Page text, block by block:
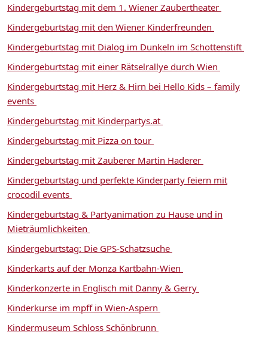
Kindergeburtstag mit dem 1. Wiener Zaubertheater
Kindergeburtstag mit den Wiener Kinderfreunden
Kindergeburtstag mit Dialog im Dunkeln im Schottenstift
Kindergeburtstag mit einer Rätselrallye durch Wien
Kindergeburtstag mit Herz & Hirn bei Hello Kids – family
events
Kindergeburtstag mit Kinderpartys.at
Kindergeburtstag mit Pizza on tour
Kindergeburtstag mit Zauberer Martin Haderer
Kindergeburtstag und perfekte Kinderparty feiern mit
crocodil events
Kindergeburtstag & Partyanimation zu Hause und in
Mieträumlichkeiten
Kindergeburtstag: Die GPS-Schatzsuche
Kinderkarts auf der Monza Kartbahn-Wien
Kinderkonzerte in Englisch mit Danny & Gerry
Kinderkurse im mpff in Wien-Aspern
Kindermuseum Schloss Schönbrunn